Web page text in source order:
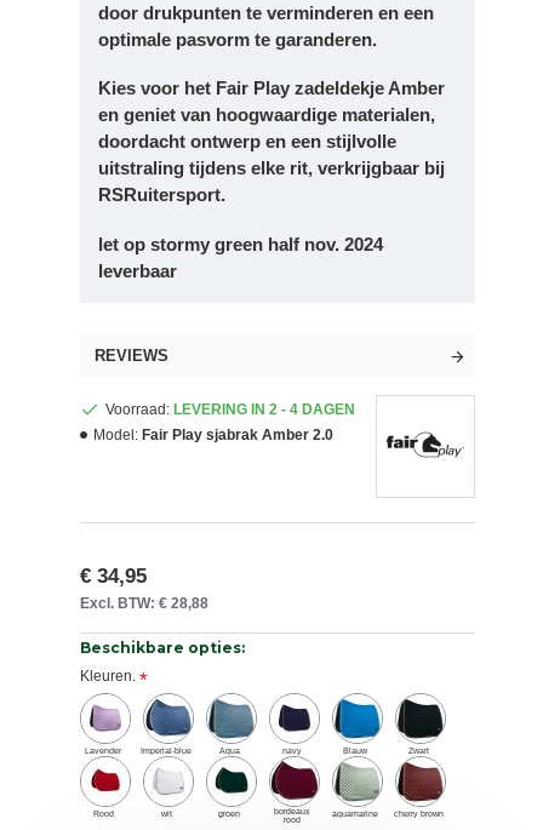
door drukpunten te verminderen en een
optimale pasvorm te garanderen.
Kies voor het Fair Play zadeldekje Amber
en geniet van hoogwaardige materialen,
doordacht ontwerp en een stijlvolle
uitstraling tijdens elke rit, verkrijgbaar bij
RSRuitersport.
let op stormy green half nov. 2024
leverbaar
REVIEWS
Voorraad: LEVERING IN 2 - 4 DAGEN
Model: Fair Play sjabrak Amber 2.0
€ 34,95
Excl. BTW: € 28,88
Beschikbare opties:
Kleuren.
Lavender Imperial-blue Aqua navy Blauw Zwart
Rood wit groen
bordeaux
rood
aquamarine cherry brown